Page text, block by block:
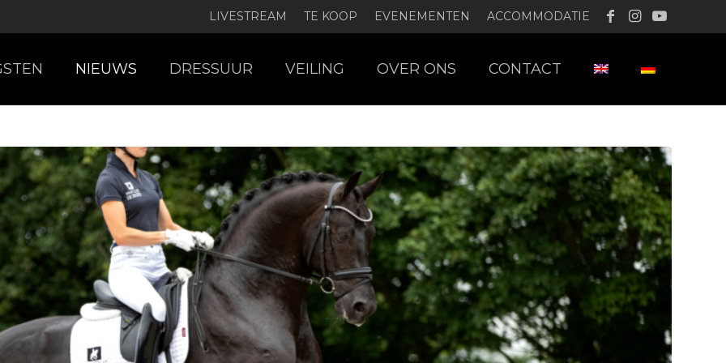
LIVESTREAM TE KOOP EVENEMENTEN ACCOMMODATIE
NIEUWS DRESSUUR VEILING OVER ONS CONTACT